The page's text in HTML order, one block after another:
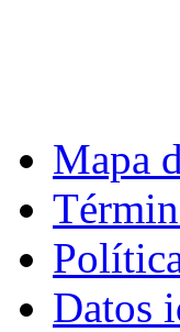
Mapa
Datos